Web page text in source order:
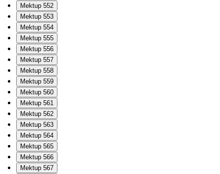
Mektup 552
Mektup 553
Mektup 554
Mektup 555
Mektup 556
Mektup 557
Mektup 558
Mektup 559
Mektup 560
Mektup 561
Mektup 562
Mektup 563
Mektup 564
Mektup 565
Mektup 566
Mektup 567